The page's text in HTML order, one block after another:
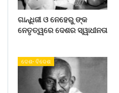
ଗାନ୍ଧିଜୀ ଓ ନେହେରୁ ଙ୍କ
ନେତୃତ୍ୱରେ ଦେଶର ସ୍ୱାଧୀନତା
ଦେଶ- ବିଦେଶ